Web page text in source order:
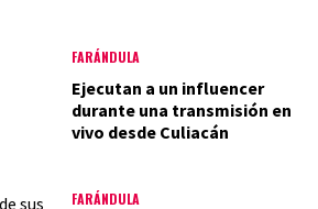
FARÁNDULA
Ejecutan a un influencer
durante una transmisión en
vivo desde Culiacán
FARÁNDULA